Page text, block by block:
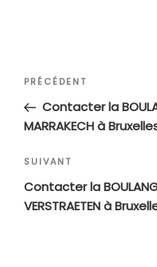
Navigation
l’article
Article
précédent
PRÉCÉDENT
Contacter la
MARRAKECH à
Article
suivant
SUIVANT
Contacter la
VERSTRAETEN à